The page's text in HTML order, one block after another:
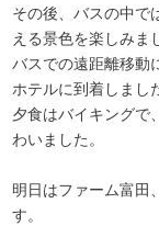
その後、バスの中で
える景色を楽しみま
バスでの遠距離移動
ホテルに到着しまし
夕食はバイキングで
わいました。
明日はファーム富田
す。